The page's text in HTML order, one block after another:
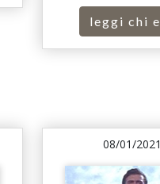
leggi chi
08/01/2021